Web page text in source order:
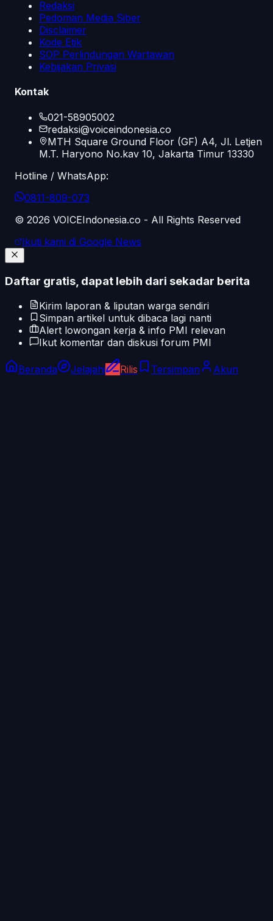
Redaksi
Pedoman Media Siber
Disclaimer
Kode Etik
SOP Perlindungan Wartawan
Kebijakan Privasi
Kontak
021-58905002
redaksi@voiceindonesia.co
MTH Square Ground Floor (GF) A4, Jl. Letjen
M.T. Haryono No.kav 10, Jakarta Timur 13330
Hotline / WhatsApp:
0811-809-073
© 2026 VOICEIndonesia.co - All Rights Reserved
Ikuti kami di Google News
Daftar gratis, dapat lebih dari sekadar berita
Kirim laporan & liputan warga sendiri
Simpan artikel untuk dibaca lagi nanti
Alert lowongan kerja & info PMI relevan
Ikut komentar dan diskusi forum PMI
Beranda Jelajahi Rilis Tersimpan Akun